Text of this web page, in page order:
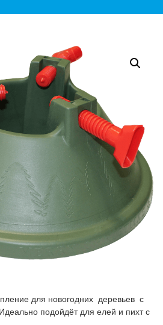
для новогодних деревьев с
подойдёт для елей и пихт с